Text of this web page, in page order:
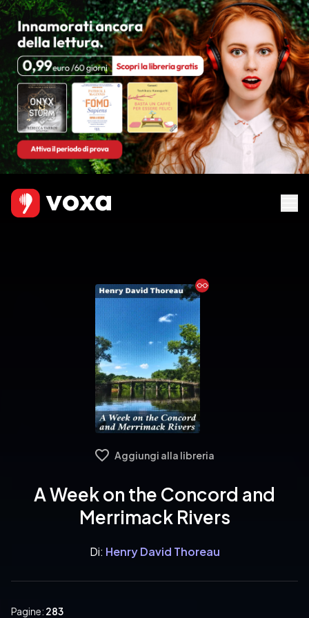
Ebook
Aggiungi alla libreria
A Week on the Concord and
Merrimack Rivers
Di: Henry David Thoreau
Pagine: 283